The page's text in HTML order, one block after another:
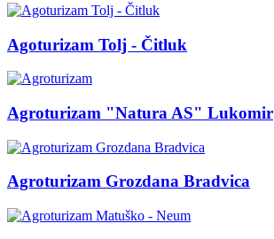
Agoturizam Tolj - Čitluk
Agroturizam "Natura AS" Lukomir
Agroturizam Grozdana Bradvica